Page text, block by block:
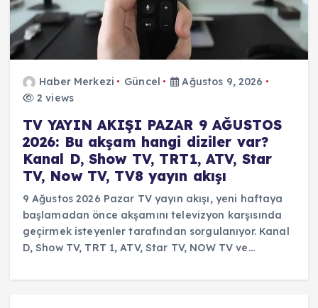
Haber Merkezi Güncel
Ağustos 9, 2026
2 views
TV YAYIN AKIŞI PAZAR 9 AĞUSTOS
2026: Bu akşam hangi diziler var?
Kanal D, Show TV, TRT1, ATV, Star
TV, Now TV, TV8 yayın akışı
9 Ağustos 2026 Pazar TV yayın akışı, yeni haftaya
başlamadan önce akşamını televizyon karşısında
geçirmek isteyenler tarafından sorgulanıyor. Kanal
D, Show TV, TRT 1, ATV, Star TV, NOW TV ve…